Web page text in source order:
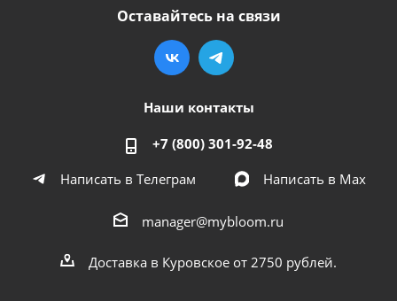
Оставайтесь на связи
Наши контакты
+7 (800) 301-92-48
Написать в Телеграм
Написать в Мах
manager@mybloom.ru
Доставка в Куровское от 2750 рублей.